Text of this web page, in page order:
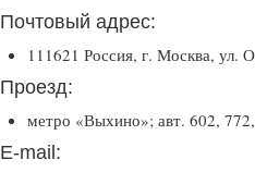
Почтовый адрес:
111621 Россия, г. Москва, ул.
Проезд:
метро «Выхино»; авт. 602,
E-mail: